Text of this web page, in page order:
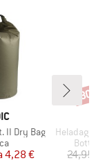
II Dry Bag
di prodotti
ridotto
4,28 €
Articolo
HeladagenSt.
24,95